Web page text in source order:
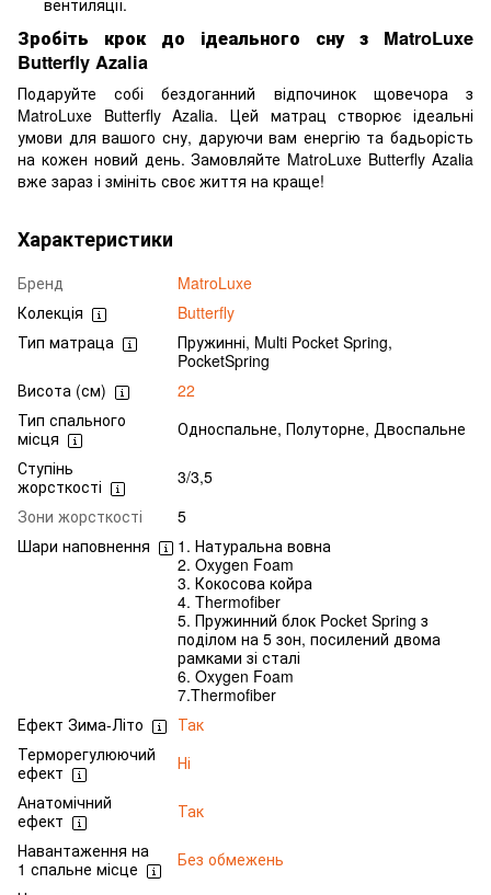
вентиляції.
Зробіть крок до ідеального сну з MatroLuxe
Butterfly Azalia
Подаруйте собі бездоганний відпочинок щовечора з
MatroLuxe Butterfly Azalia. Цей матрац створює ідеальні
умови для вашого сну, даруючи вам енергію та бадьорість
на кожен новий день. Замовляйте MatroLuxe Butterfly Azalia
вже зараз і змініть своє життя на краще!
Характеристики
Бренд
MatroLuxe
Колекція
Butterfly
Тип матраца
Пружинні, Multi Pocket Spring,
PocketSpring
Висота (см)
22
Тип спального
місця
Односпальне, Полуторне, Двоспальне
Ступінь
жорсткості
3/3,5
Зони жорсткості
5
Шари наповнення
1. Натуральна вовна
2. Oxygen Foam
3. Кокосова койра
4. Thermofiber
5. Пружинний блок Pocket Spring з
поділом на 5 зон, посилений двома
рамками зі сталі
6. Oxygen Foam
7.Thermofiber
Ефект Зима-Літо
Так
Терморегулюючий
ефект
Ні
Анатомічний
ефект
Так
Навантаження на
1 спальне місце
Без обмежень